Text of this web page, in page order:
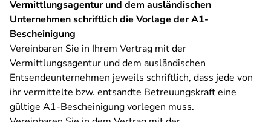
Vermittlungsagentur und dem ausländischen
Unternehmen schriftlich die Vorlage der A1-
Bescheinigung
Vereinbaren Sie in Ihrem Vertrag mit der
Vermittlungsagentur und dem ausländischen
Entsendeunternehmen jeweils schriftlich, dass jede von
ihr vermittelte bzw. entsandte Betreuungskraft eine
gültige A1-Bescheinigung vorlegen muss.